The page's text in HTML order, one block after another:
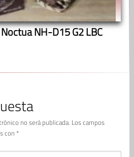
NH-D15 G2 LBC
no será publicada. Los campos
con *